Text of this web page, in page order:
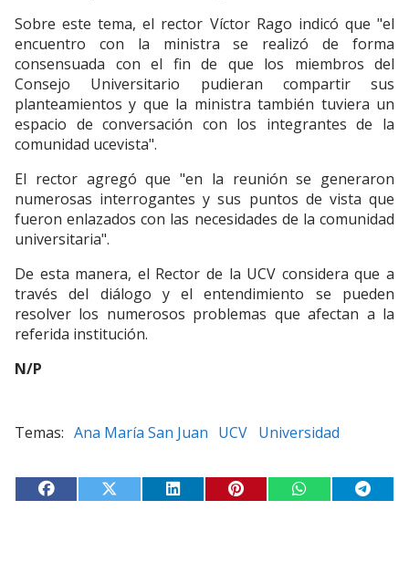
Sobre este tema, el rector Víctor Rago indicó que "el
encuentro con la ministra se realizó de forma
consensuada con el fin de que los miembros del
Consejo Universitario pudieran compartir sus
planteamientos y que la ministra también tuviera un
espacio de conversación con los integrantes de la
comunidad ucevista".
El rector agregó que "en la reunión se generaron
numerosas interrogantes y sus puntos de vista que
fueron enlazados con las necesidades de la comunidad
universitaria".
De esta manera, el Rector de la UCV considera que a
través del diálogo y el entendimiento se pueden
resolver los numerosos problemas que afectan a la
referida institución.
N/P
Ana María San Juan UCV Universidad